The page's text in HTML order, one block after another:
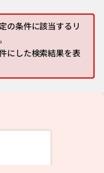
の条件に該当するリ
にした検索結果を表